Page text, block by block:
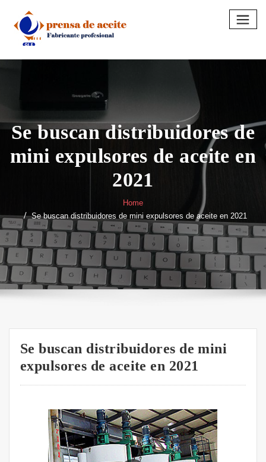
content
Se buscan distribuidores de
mini expulsores de aceite en
2021
Home
Se buscan distribuidores de mini expulsores de aceite en 2021
Se buscan distribuidores de mini
expulsores de aceite en 2021